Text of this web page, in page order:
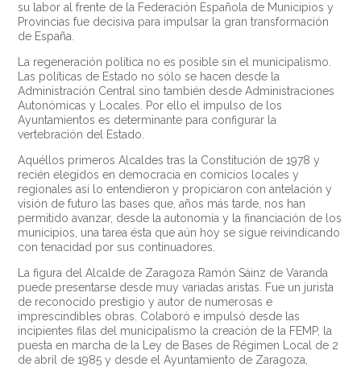
su labor al frente de la Federación Española de Municipios y
Provincias fue decisiva para impulsar la gran transformación
de España.
La regeneración política no es posible sin el municipalismo.
Las políticas de Estado no sólo se hacen desde la
Administración Central sino también desde Administraciones
Autonómicas y Locales. Por ello el impulso de los
Ayuntamientos es determinante para configurar la
vertebración del Estado.
Aquéllos primeros Alcaldes tras la Constitución de 1978 y
recién elegidos en democracia en comicios locales y
regionales así lo entendieron y propiciaron con antelación y
visión de futuro las bases que, años más tarde, nos han
permitido avanzar, desde la autonomía y la financiación de los
municipios, una tarea ésta que aún hoy se sigue reivindicando
con tenacidad por sus continuadores.
La figura del Alcalde de Zaragoza Ramón Sáinz de Varanda
puede presentarse desde muy variadas aristas. Fue un jurista
de reconocido prestigio y autor de numerosas e
imprescindibles obras. Colaboró e impulsó desde las
incipientes filas del municipalismo la creación de la FEMP, la
puesta en marcha de la Ley de Bases de Régimen Local de 2
de abril de 1985 y desde el Ayuntamiento de Zaragoza,